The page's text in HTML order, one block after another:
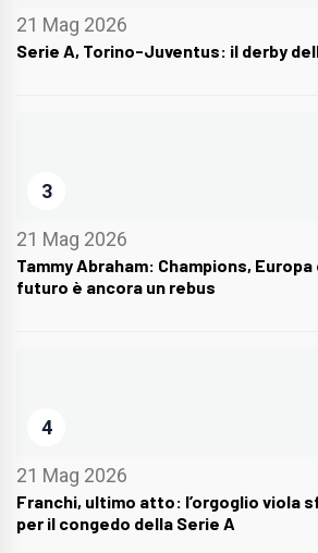
21 Mag 2026
Serie A, Torino-Juventus: il derby
3
21 Mag 2026
Tammy Abraham: Champions,
futuro è ancora un rebus
4
21 Mag 2026
Franchi, ultimo atto: l’orgoglio viola
per il congedo della Serie A